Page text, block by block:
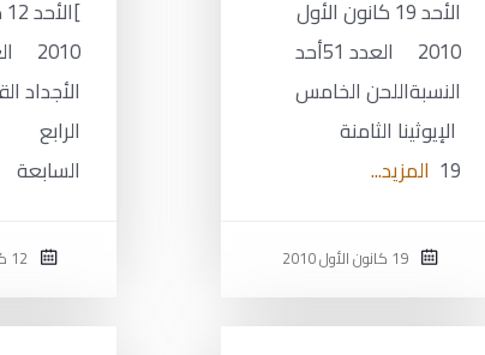
الأحد 19 كانون الأول
2010 العدد 51أحد
النسبةاللحن الخامس
الإيوثينا الثامنة
19 المزيد...
19 كانون الأول 2010
الأجداد
الرابع
السابعة
12 كانون الأول 2010